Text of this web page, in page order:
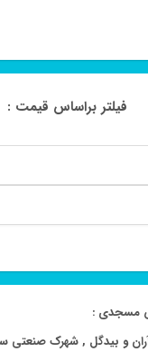
فیلتر براساس قیمت :
مسجدی :
و بیدگل , شهرک صنعتی